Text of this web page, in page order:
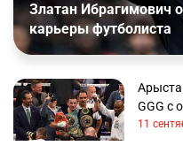
Златан Ибрагимович
карьеры футболиста
GGG с
11